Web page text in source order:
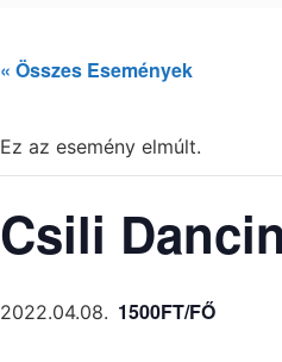
« Összes Események
Ez az esemény elmúlt.
Csili
2022.04.08. 1500FT/FŐ